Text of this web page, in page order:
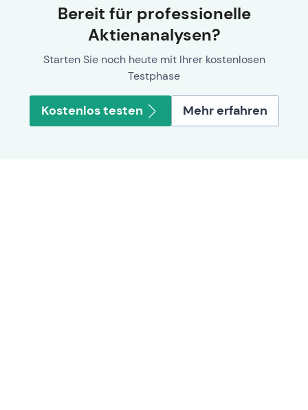
Bereit für professionelle
Aktienanalysen?
Starten Sie noch heute mit Ihrer kostenlosen
Testphase
Kostenlos testen Mehr erfahren